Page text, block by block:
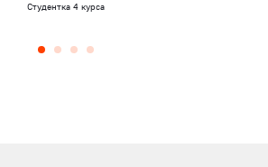
Студентка 4 курса